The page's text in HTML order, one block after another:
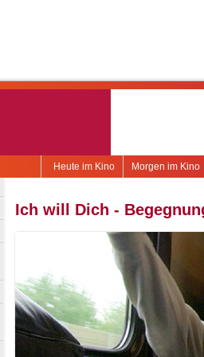
Morgen im Kino
Heute im Kino
Ich will Dich -